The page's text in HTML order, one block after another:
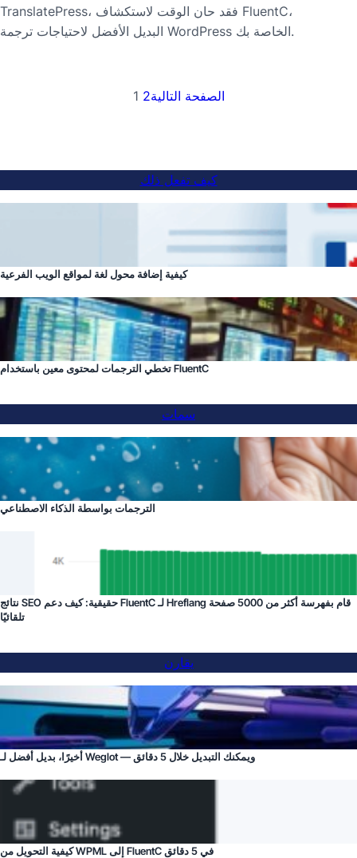
TranslatePress، فقد حان الوقت لاستكشاف FluentC،
البديل الأفضل لاحتياجات ترجمة WordPress الخاصة بك.
1 2الصفحة التالية
كيف تفعل ذلك
كيفية إضافة محول لغة لمواقع الويب الفرعية
تخطي الترجمات لمحتوى معين باستخدام FluentC
سمات
الترجمات بواسطة الذكاء الاصطناعي
نتائج SEO حقيقية: كيف دعم FluentC لـ Hreflang قام بفهرسة أكثر من 5000 صفحة
تلقائيًا
يقارن
أخيرًا، بديل أفضل لـ Weglot — ويمكنك التبديل خلال 5 دقائق
كيفية التحويل من WPML إلى FluentC في 5 دقائق